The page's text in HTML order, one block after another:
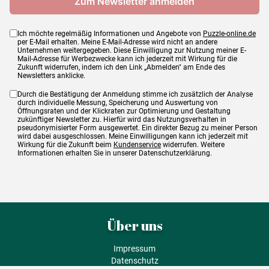
Ich möchte regelmäßig Informationen und Angebote von Puzzle-online.de
per E-Mail erhalten. Meine E-Mail-Adresse wird nicht an andere
Unternehmen weitergegeben. Diese Einwilligung zur Nutzung meiner E-
Mail-Adresse für Werbezwecke kann ich jederzeit mit Wirkung für die
Zukunft widerrufen, indem ich den Link „Abmelden" am Ende des
Newsletters anklicke.
Durch die Bestätigung der Anmeldung stimme ich zusätzlich der Analyse
durch individuelle Messung, Speicherung und Auswertung von
Öffnungsraten und der Klickraten zur Optimierung und Gestaltung
zukünftiger Newsletter zu. Hierfür wird das Nutzungsverhalten in
pseudonymisierter Form ausgewertet. Ein direkter Bezug zu meiner Person
wird dabei ausgeschlossen. Meine Einwilligungen kann ich jederzeit mit
Wirkung für die Zukunft beim Kundenservice widerrufen. Weitere
Informationen erhalten Sie in unserer Datenschutzerklärung.
Über uns
Impressum
Datenschutz